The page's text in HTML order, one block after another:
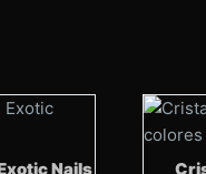
Nails